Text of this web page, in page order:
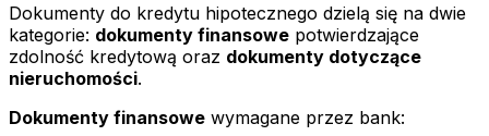
Dokumenty do kredytu hipotecznego dzielą się na dwie
kategorie: dokumenty finansowe potwierdzające
zdolność kredytową oraz dokumenty dotyczące
nieruchomości.
Dokumenty finansowe wymagane przez bank: